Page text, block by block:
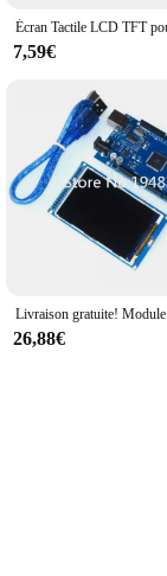
7,59€
26,88€